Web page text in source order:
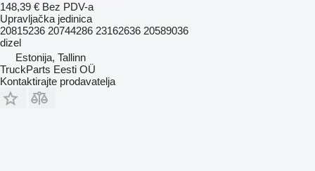
148,39 € Bez PDV-a
Upravljačka jedinica
20815236 20744286 23162636 20589036
dizel
Estonija, Tallinn
TruckParts Eesti OÜ
Kontaktirajte prodavatelja